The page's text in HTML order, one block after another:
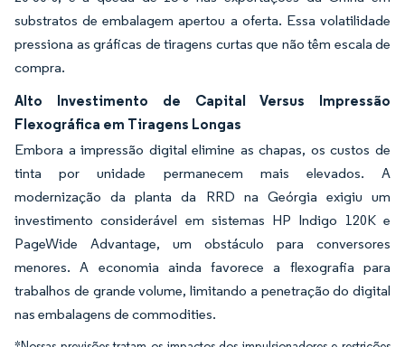
substratos de embalagem apertou a oferta. Essa volatilidade
pressiona as gráficas de tiragens curtas que não têm escala de
compra.
Alto Investimento de Capital Versus Impressão
Flexográfica em Tiragens Longas
Embora a impressão digital elimine as chapas, os custos de
tinta por unidade permanecem mais elevados. A
modernização da planta da RRD na Geórgia exigiu um
investimento considerável em sistemas HP Indigo 120K e
PageWide Advantage, um obstáculo para conversores
menores. A economia ainda favorece a flexografia para
trabalhos de grande volume, limitando a penetração do digital
nas embalagens de commodities.